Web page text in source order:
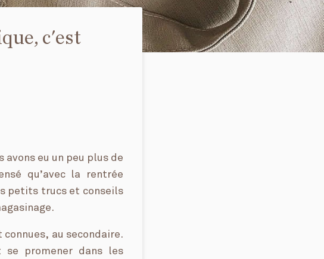
c'est
eu un peu plus de
qu’avec la rentrée
petits trucs et conseils
connues, au secondaire.
se promener dans les